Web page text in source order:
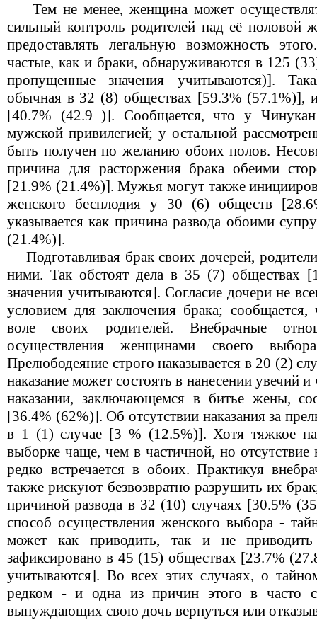
Тем не менее, женщина может
сильный контроль родителей над её половой
предоставлять легальную возможность
частые, как и браки, обнаруживаются в 125
пропущенные значения учитываются)].
обычная в 32 (8) обществах [59.3% (57.1%)],
[40.7% (42.9 )]. Сообщается, что у Чинукан
мужской привилегией; у остальной
быть получен по желанию обоих полов.
причина для расторжения брака обеими
[21.9% (21.4%)]. Мужья могут также
женского бесплодия у 30 (6) обществ
указывается как причина развода обоими
(21.4%)].
Подготавливая брак своих дочерей,
ними. Так обстоят дела в 35 (7) обществах
значения учитываются]. Согласие дочери не
условием для заключения брака;
воле своих родителей. Внебрачные
осуществления женщинами своего
Прелюбодеяние строго наказывается в 20 (2)
наказание может состоять в нанесении увечий
наказании, заключающемся в битье жены,
[36.4% (62%)]. Об отсутствии наказания за
в 1 (1) случае [3 % (12.5%)]. Хотя тяжкое
выборке чаще, чем в частичной, но отсутствие
редко встречается в обоих. Практикуя
также рискуют безвозвратно разрушить их
причиной развода в 32 (10) случаях [30.5%
способ осуществления женского выбора -
может как приводить, так и не
зафиксировано в 45 (15) обществах [23.7%
учитываются]. Во всех этих случаях, о
редком - и одна из причин этого в часто
вынуждающих свою дочь вернуться или